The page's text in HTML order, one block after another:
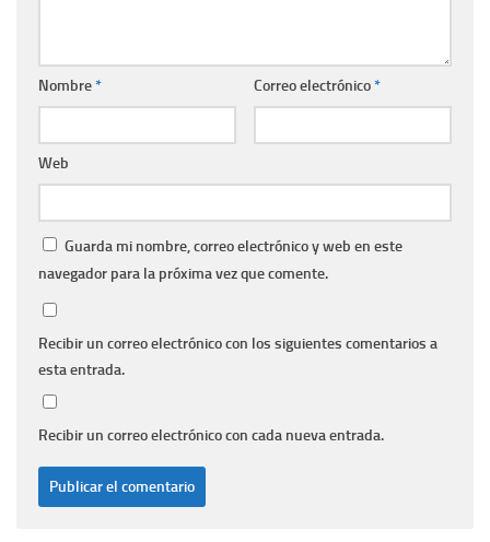
Nombre* Correo electrónico*
Web
Guarda mi nombre, correo electrónico y web en este
navegador para la próxima vez que comente.
Recibir un correo electrónico con los siguientes comentarios a
esta entrada.
Recibir un correo electrónico con cada nueva entrada.